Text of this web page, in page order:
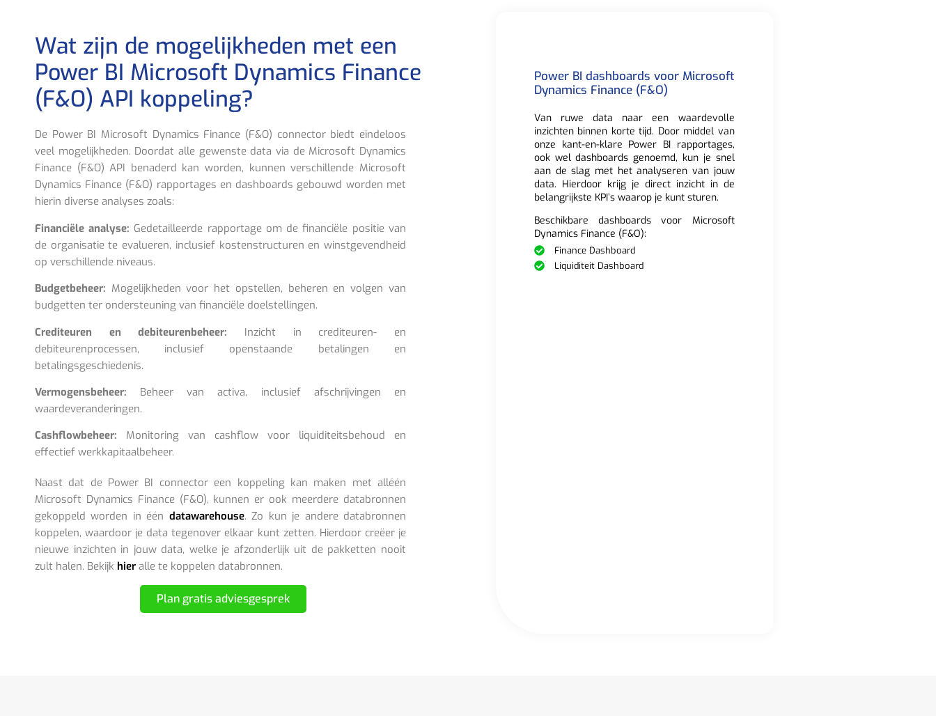
Wat zijn de mogelijkheden met een
Power BI Microsoft Dynamics Finance
(F&O) API koppeling?
De Power BI Microsoft Dynamics Finance (F&O) connector biedt eindeloos
veel mogelijkheden. Doordat alle gewenste data via de Microsoft Dynamics
Finance (F&O) API benaderd kan worden, kunnen verschillende Microsoft
Dynamics Finance (F&O) rapportages en dashboards gebouwd worden met
hierin diverse analyses zoals:
Financiële analyse: Gedetailleerde rapportage om de financiële positie van
de organisatie te evalueren, inclusief kostenstructuren en winstgevendheid
op verschillende niveaus.
Budgetbeheer: Mogelijkheden voor het opstellen, beheren en volgen van
budgetten ter ondersteuning van financiële doelstellingen.
Crediteuren en debiteurenbeheer: Inzicht in crediteuren- en
debiteurenprocessen, inclusief openstaande betalingen en
betalingsgeschiedenis.
Vermogensbeheer: Beheer van activa, inclusief afschrijvingen en
waardeveranderingen.
Cashflowbeheer: Monitoring van cashflow voor liquiditeitsbehoud en
effectief werkkapitaalbeheer.
Naast dat de Power BI connector een koppeling kan maken met alléén
Microsoft Dynamics Finance (F&O), kunnen er ook meerdere databronnen
gekoppeld worden in één datawarehouse. Zo kun je andere databronnen
koppelen, waardoor je data tegenover elkaar kunt zetten. Hierdoor creëer je
nieuwe inzichten in jouw data, welke je afzonderlijk uit de pakketten nooit
zult halen. Bekijk hier alle te koppelen databronnen.
Plan gratis adviesgesprek
Power BI dashboards voor Microsoft
Dynamics Finance (F&O)
Van ruwe data naar een waardevolle
inzichten binnen korte tijd. Door middel van
onze kant-en-klare Power BI rapportages,
ook wel dashboards genoemd, kun je snel
aan de slag met het analyseren van jouw
data. Hierdoor krijg je direct inzicht in de
belangrijkste KPI’s waarop je kunt sturen.
Beschikbare dashboards voor Microsoft
Dynamics Finance (F&O):
Finance Dashboard
Liquiditeit Dashboard